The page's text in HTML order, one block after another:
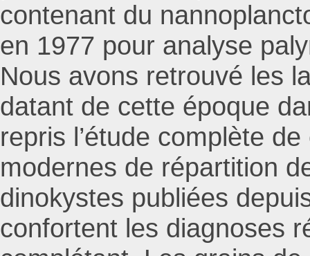
contenant du
en 1977 pour analyse
Nous avons retrouvé les
datant de cette époque
repris l’étude complète
modernes de répartition
dinokystes publiées
confortent les diagnoses